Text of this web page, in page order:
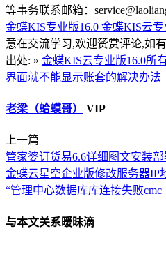
等事务联系邮箱：
金蝶KIS专业版16.0 金蝶KIS云专
意在交流学习,欢迎赞赏评论,如
出处: » 金蝶KIS云专业版16.0所
界面就不能显示账套的解决办法
老梁（蛤蟆哥） VIP
上一篇
管家婆订货易6.6详细图文安装
金蝶云星空企业版修改服务器IP
“管理中心数据库库连接失败
与本文关系暧昧滴